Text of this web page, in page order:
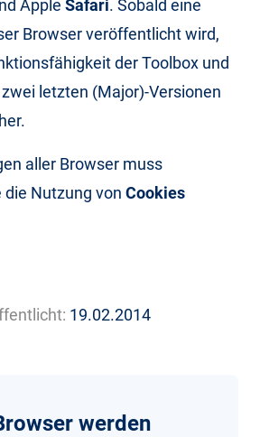
Apple Safari. Sobald eine
Browser veröffentlicht wird,
der Toolbox und
letzten (Major)-Versionen
aller Browser muss
die Nutzung von Cookies
19.02.2014
werden